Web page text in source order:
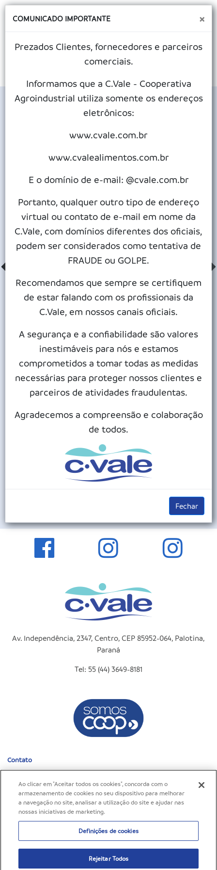
MENU
Previsão do tempo em:
16 ºC
11 ºC
34 mm
Chuvoso durante o dia e à noite.
10:04:56
7 km/h - WSW
16 - 16 °C
4 km/h -
NE/NNE/N/NNW/NW/WNW
86 - 91
Manhã
93 - 99
11 - 14 °C
5 km/h - WSW
81 - 92
Umidade
Voltar ao Resumo
PREVISÃO DO TEMPO PARA OS PRÓXIMOS 15 DIAS
OUÇA A PREVISÃO POR ESTADO
PARANÁ SANTA CATARINA
COMUNICADO IMPORTANTE ×
Prezados Clientes, fornecedores e parceiros
comerciais.
Informamos que a C.Vale - Cooperativa
Agroindustrial utiliza somente os endereços
eletrônicos:
www.cvale.com.br
www.cvalealimentos.com.br
E o domínio de e-mail: @cvale.com.br
Portanto, qualquer outro tipo de endereço
virtual ou contato de e-mail em nome da
C.Vale, com domínios diferentes dos oficiais,
podem ser considerados como tentativa de
FRAUDE ou GOLPE.
Recomendamos que sempre se certifiquem
de estar falando com os profissionais da
C.Vale, em nossos canais oficiais.
A segurança e a confiabilidade são valores
inestimáveis para nós e estamos
comprometidos a tomar todas as medidas
necessárias para proteger nossos clientes e
parceiros de atividades fraudulentas.
Agradecemos a compreensão e colaboração
de todos.
Fechar
Av. Independência, 2347, Centro, CEP 85952-064, Palotina,
Paraná
Tel: 55 (44) 3649-8181
Contato
Fale Conosco
Fale Conosco – C.Vale Alimentos
Canal de Denúncias
©2026 C.Vale - Cooperativa Agroindustrial. Todos os
direitos reservados.
Privacidade
Ao clicar em "Aceitar todos os cookies", concorda com o
armazenamento de cookies no seu dispositivo para melhorar
a navegação no site, analisar a utilização do site e ajudar nas
nossas iniciativas de marketing.
Definições de cookies
Rejeitar Todos